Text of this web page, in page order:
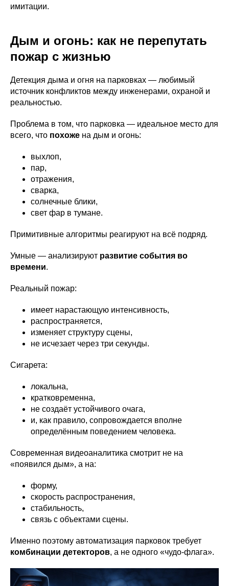
имитации.
Дым и огонь: как не перепутать
пожар с жизнью
Детекция дыма и огня на парковках — любимый
источник конфликтов между инженерами, охраной и
реальностью.
Проблема в том, что парковка — идеальное место для
всего, что похоже на дым и огонь:
выхлоп,
пар,
отражения,
сварка,
солнечные блики,
свет фар в тумане.
Примитивные алгоритмы реагируют на всё подряд.
Умные — анализируют развитие события во
времени.
Реальный пожар:
имеет нарастающую интенсивность,
распространяется,
изменяет структуру сцены,
не исчезает через три секунды.
Сигарета:
локальна,
кратковременна,
не создаёт устойчивого очага,
и, как правило, сопровождается вполне
определённым поведением человека.
Современная видеоаналитика смотрит не на
«появился дым», а на:
форму,
скорость распространения,
стабильность,
связь с объектами сцены.
Именно поэтому автоматизация парковок требует
комбинации детекторов, а не одного «чудо-флага».